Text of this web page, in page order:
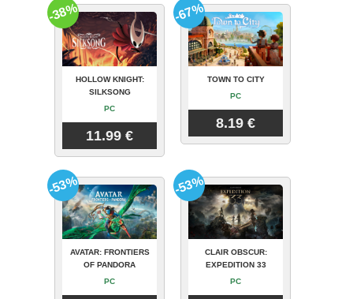
HOLLOW KNIGHT:
SILKSONG
PC
11.99 €
-38%
TOWN TO CITY
PC
8.19 €
-67%
AVATAR: FRONTIERS
OF PANDORA
PC
-53%
CLAIR OBSCUR:
EXPEDITION 33
PC
-53%